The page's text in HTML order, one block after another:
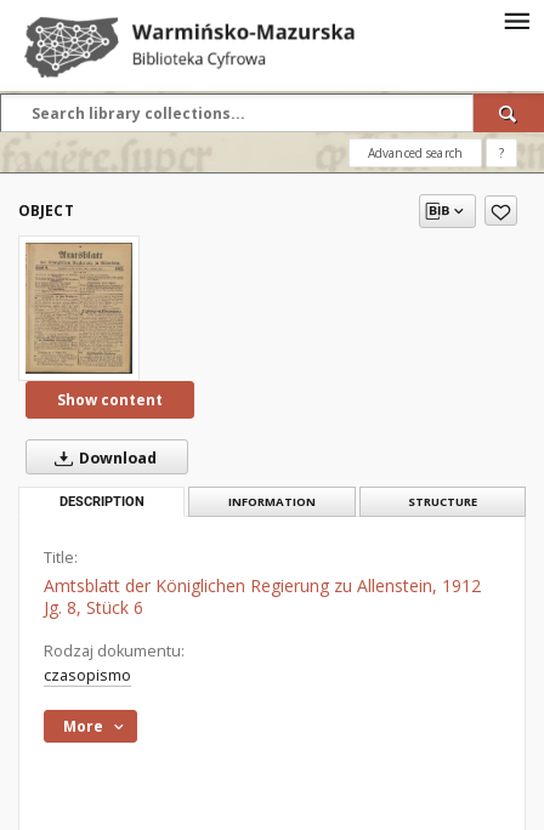
Advanced search ?
OBJECT
Show content
Download
DESCRIPTION INFORMATION STRUCTURE
Title:
Amtsblatt der Königlichen Regierung zu Allenstein, 1912
Jg. 8, Stück 6
Rodzaj dokumentu:
czasopismo
More